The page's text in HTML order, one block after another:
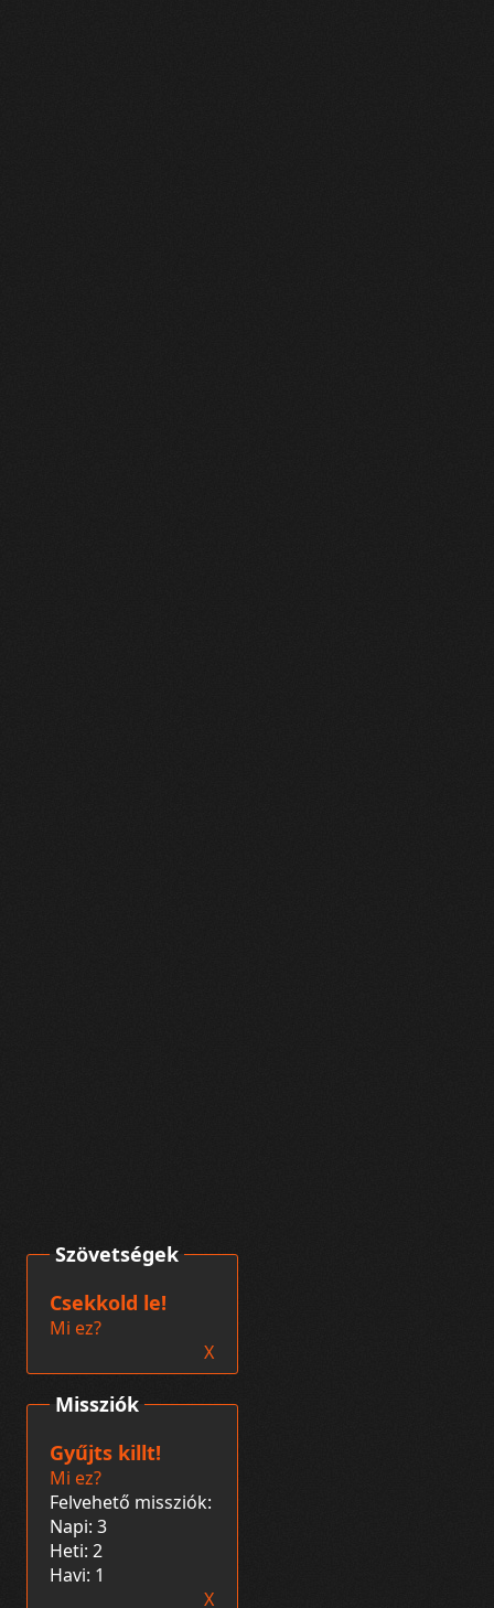
Missziók
Gyűjts killt!
Mi ez?
Felvehető missziók:
Napi: 3
Heti: 2
Havi: 1
X
Szövetségek
Csekkold le!
Mi ez?
X